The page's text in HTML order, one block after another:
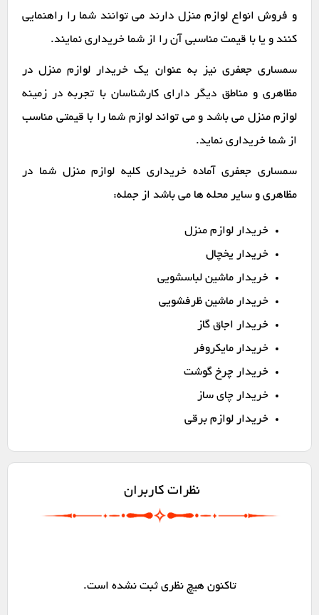
و فروش انواع لوازم منزل دارند می توانند شما را راهنمایی
کنند و یا با قیمت مناسبی آن را از شما خریداری نمایند.
سمساری جعفری نیز به عنوان یک خریدار لوازم منزل در
مظاهری و مناطق دیگر دارای کارشناسان با تجربه در زمینه
لوازم منزل می باشد و می تواند لوازم شما را با قیمتی مناسب
از شما خریداری نماید.
سمساری جعفری آماده خریداری کلیه لوازم منزل شما در
مظاهری و سایر محله ها می باشد از جمله:
خریدار لوازم منزل
خریدار یخچال
خریدار ماشین لباسشویی
خریدار ماشین ظرفشویی
خریدار اجاق گاز
خریدار مایکروفر
خریدار چرخ گوشت
خریدار چای ساز
خریدار لوازم برقی
نظرات کاربران
تاکنون هیچ نظری ثبت نشده است.